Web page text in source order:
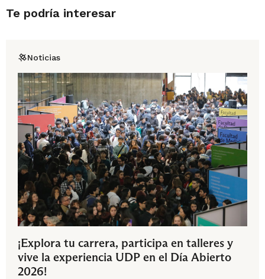
Te podría interesar
Noticias
¡Explora tu carrera, participa en talleres y
vive la experiencia UDP en el Día Abierto
2026!